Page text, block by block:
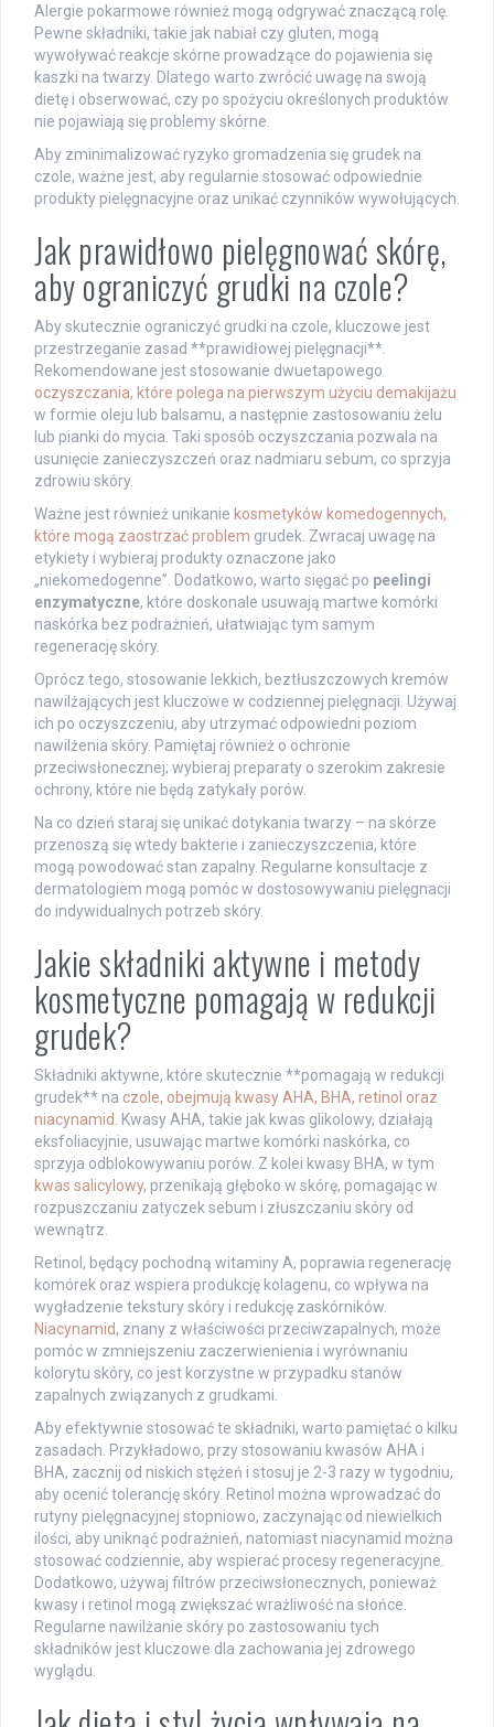
Alergie pokarmowe również mogą odgrywać znaczącą rolę.
Pewne składniki, takie jak nabiał czy gluten, mogą
wywoływać reakcje skórne prowadzące do pojawienia się
kaszki na twarzy. Dlatego warto zwrócić uwagę na swoją
dietę i obserwować, czy po spożyciu określonych produktów
nie pojawiają się problemy skórne.
Aby zminimalizować ryzyko gromadzenia się grudek na
czole, ważne jest, aby regularnie stosować odpowiednie
produkty pielęgnacyjne oraz unikać czynników wywołujących.
Jak prawidłowo pielęgnować skórę,
aby ograniczyć grudki na czole?
Aby skutecznie ograniczyć grudki na czole, kluczowe jest
przestrzeganie zasad **prawidłowej pielęgnacji**.
Rekomendowane jest stosowanie dwuetapowego
oczyszczania, które polega na pierwszym użyciu demakijażu
w formie oleju lub balsamu, a następnie zastosowaniu żelu
lub pianki do mycia. Taki sposób oczyszczania pozwala na
usunięcie zanieczyszczeń oraz nadmiaru sebum, co sprzyja
zdrowiu skóry.
Ważne jest również unikanie kosmetyków komedogennych,
które mogą zaostrzać problem grudek. Zwracaj uwagę na
etykiety i wybieraj produkty oznaczone jako
„niekomedogenne”. Dodatkowo, warto sięgać po peelingi
enzymatyczne, które doskonale usuwają martwe komórki
naskórka bez podrażnień, ułatwiając tym samym
regenerację skóry.
Oprócz tego, stosowanie lekkich, beztłuszczowych kremów
nawilżających jest kluczowe w codziennej pielęgnacji. Używaj
ich po oczyszczeniu, aby utrzymać odpowiedni poziom
nawilżenia skóry. Pamiętaj również o ochronie
przeciwsłonecznej; wybieraj preparaty o szerokim zakresie
ochrony, które nie będą zatykały porów.
Na co dzień staraj się unikać dotykania twarzy – na skórze
przenoszą się wtedy bakterie i zanieczyszczenia, które
mogą powodować stan zapalny. Regularne konsultacje z
dermatologiem mogą pomóc w dostosowywaniu pielęgnacji
do indywidualnych potrzeb skóry.
Jakie składniki aktywne i metody
kosmetyczne pomagają w redukcji
grudek?
Składniki aktywne, które skutecznie **pomagają w redukcji
grudek** na czole, obejmują kwasy AHA, BHA, retinol oraz
niacynamid
. Kwasy AHA, takie jak kwas glikolowy, działają
eksfoliacyjnie, usuwając martwe komórki naskórka, co
sprzyja odblokowywaniu porów. Z kolei kwasy BHA, w tym
kwas salicylowy, przenikają głęboko w skórę, pomagając w
rozpuszczaniu zatyczek sebum i złuszczaniu skóry od
wewnątrz.
Retinol, będący pochodną witaminy A, poprawia regenerację
komórek oraz wspiera produkcję kolagenu, co wpływa na
wygładzenie tekstury skóry i redukcję zaskórników.
Niacynamid, znany z właściwości przeciwzapalnych, może
pomóc w zmniejszeniu zaczerwienienia i wyrównaniu
kolorytu skóry, co jest korzystne w przypadku stanów
zapalnych związanych z grudkami.
Aby efektywnie stosować te składniki, warto pamiętać o kilku
zasadach. Przykładowo, przy stosowaniu kwasów AHA i
BHA, zacznij od niskich stężeń i stosuj je 2-3 razy w tygodniu,
aby ocenić tolerancję skóry. Retinol można wprowadzać do
rutyny pielęgnacyjnej stopniowo, zaczynając od niewielkich
ilości, aby uniknąć podrażnień, natomiast niacynamid można
stosować codziennie, aby wspierać procesy regeneracyjne.
Dodatkowo, używaj filtrów przeciwsłonecznych, ponieważ
kwasy i retinol mogą zwiększać wrażliwość na słońce.
Regularne nawilżanie skóry po zastosowaniu tych
składników jest kluczowe dla zachowania jej zdrowego
wyglądu.